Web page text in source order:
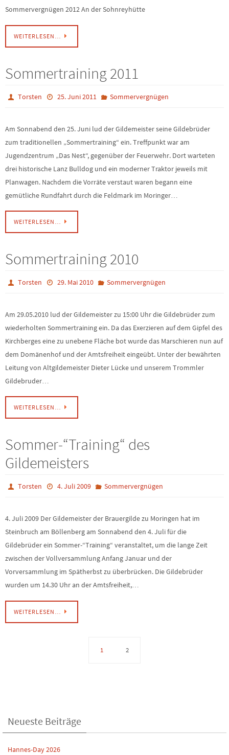
Sommervergnügen 2012 An der Sohnreyhütte
WEITERLESEN…
Sommertraining 2011
Torsten 25. Juni 2011 Sommervergnügen
Am Sonnabend den 25. Juni lud der Gildemeister seine Gildebrüder
zum traditionellen „Sommertraining“ ein. Treffpunkt war am
Jugendzentrum „Das Nest“, gegenüber der Feuerwehr. Dort warteten
drei historische Lanz Bulldog und ein moderner Traktor jeweils mit
Planwagen. Nachdem die Vorräte verstaut waren begann eine
gemütliche Rundfahrt durch die Feldmark im Moringer…
WEITERLESEN…
Sommertraining 2010
Torsten 29. Mai 2010 Sommervergnügen
Am 29.05.2010 lud der Gildemeister zu 15:00 Uhr die Gildebrüder zum
wiederholten Sommertraining ein. Da das Exerzieren auf dem Gipfel des
Kirchberges eine zu unebene Fläche bot wurde das Marschieren nun auf
dem Domänenhof und der Amtsfreiheit eingeübt. Unter der bewährten
Leitung von Altgildemeister Dieter Lücke und unserem Trommler
Gildebruder…
WEITERLESEN…
Sommer-“Training“ des
Gildemeisters
Torsten 4. Juli 2009 Sommervergnügen
4. Juli 2009 Der Gildemeister der Brauergilde zu Moringen hat im
Steinbruch am Böllenberg am Sonnabend den 4. Juli für die
Gildebrüder ein Sommer-“Training“ veranstaltet, um die lange Zeit
zwischen der Vollversammlung Anfang Januar und der
Vorversammlung im Spätherbst zu überbrücken. Die Gildebrüder
wurden um 14.30 Uhr an der Amtsfreiheit,…
WEITERLESEN…
1 2
Neueste Beiträge
Hannes-Day 2026